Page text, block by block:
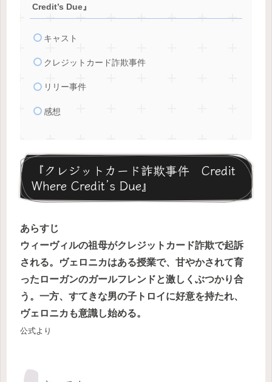
Credit’s Due』
キャスト
クレジットカード詐欺事件
リリー事件
感想
『クレジットカード詐欺事件 Credit
Where Credit’s Due』
あらすじ
ウィーヴィルの祖母がクレジットカード詐欺で起訴
される。ヴェロニカはある授業で、甘やかされて育
ったローガンのガールフレンドと激しくぶつかり合
う。一方、すてきな男の子トロイに好意を持たれ、
ヴェロニカも意識し始める。
公式より